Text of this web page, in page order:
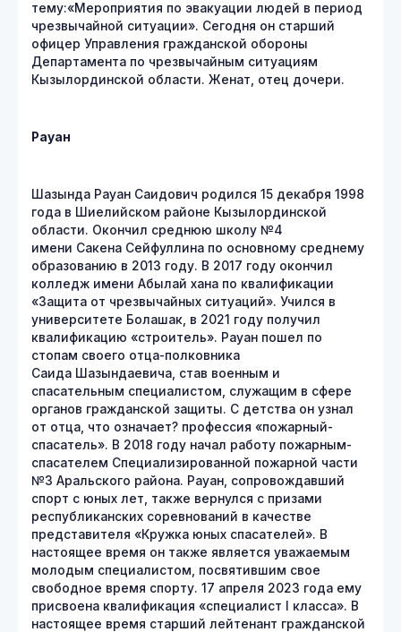
тему:«Мероприятия по эвакуации людей в период
чрезвычайной ситуации». Сегодня он старший
офицер Управления гражданской обороны
Департамента по чрезвычайным ситуациям
Кызылординской области. Женат, отец дочери.
Рауан
Шазында Рауан Саидович родился 15 декабря 1998
года в Шиелийском районе Кызылординской
области. Окончил среднюю школу №4
имени Сакена Сейфуллина по основному среднему
образованию в 2013 году. В 2017 году окончил
колледж имени Абылай хана по квалификации
«Защита от чрезвычайных ситуаций». Учился в
университете Болашак, в 2021 году получил
квалификацию «строитель». Рауан пошел по
стопам своего отца-полковника
Саида Шазындаевича, став военным и
спасательным специалистом, служащим в сфере
органов гражданской защиты. С детства он узнал
от отца, что означает? профессия «пожарный-
спасатель». В 2018 году начал работу пожарным-
спасателем Специализированной пожарной части
№3 Аральского района. Рауан, сопровождавший
спорт с юных лет, также вернулся с призами
республиканских соревнований в качестве
представителя «Кружка юных спасателей». В
настоящее время он также является уважаемым
молодым специалистом, посвятившим свое
свободное время спорту. 17 апреля 2023 года ему
присвоена квалификация «специалист I класса». В
настоящее время старший лейтенант гражданской